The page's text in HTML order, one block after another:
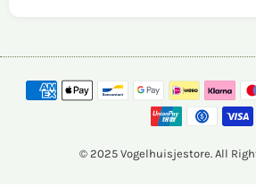
© 2025 Vogelhuisjestore. All